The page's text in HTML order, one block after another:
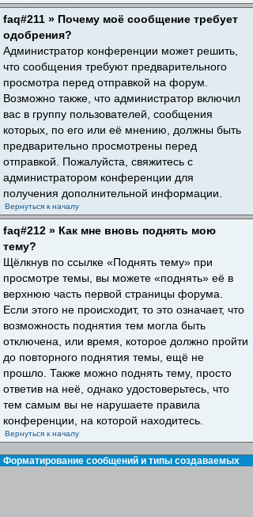
faq#211 » Почему моё сообщение требует
одобрения?
Администратор конференции может решить,
что сообщения требуют предварительного
просмотра перед отправкой на форум.
Возможно также, что администратор включил
вас в группу пользователей, сообщения
которых, по его или её мнению, должны быть
предварительно просмотрены перед
отправкой. Пожалуйста, свяжитесь с
администратором конференции для
получения дополнительной информации.
Вернуться к началу
faq#212 » Как мне вновь поднять мою
тему?
Щёлкнув по ссылке «Поднять тему» при
просмотре темы, вы можете «поднять» её в
верхнюю часть первой страницы форума.
Если этого не происходит, то это означает, что
возможность поднятия тем могла быть
отключена, или время, которое должно пройти
до повторного поднятия темы, ещё не
прошло. Также можно поднять тему, просто
ответив на неё, однако удостоверьтесь, что
тем самым вы не нарушаете правила
конференции, на которой находитесь.
Вернуться к началу
Форматирование сообщений и типы создаваемых